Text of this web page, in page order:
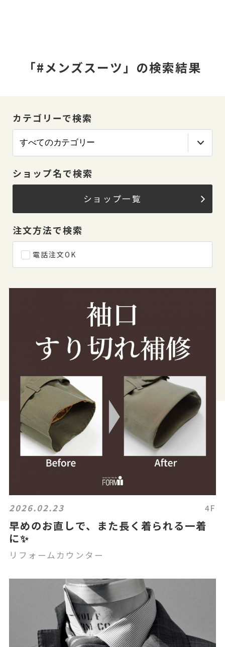
「#メンズスーツ」の検索結果
カテゴリーで検索
ショップ名で検索
ショップ一覧
注文方法で検索
電話注文OK
2026.02.23 4F
早めのお直しで、また長く着られる一着
に✨
リフォームカウンター